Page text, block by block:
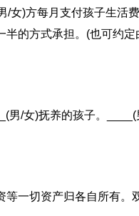
/女)方每月支付孩子生活费
半的方式承担。(也可约定
男/女)抚养的孩子。____(
等一切资产归各自所有。